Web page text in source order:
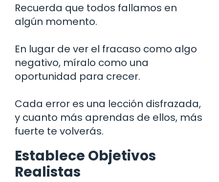
Recuerda que todos fallamos en
algún momento.
En lugar de ver el fracaso como algo
negativo, míralo como una
oportunidad para crecer.
Cada error es una lección disfrazada,
y cuanto más aprendas de ellos, más
fuerte te volverás.
Establece Objetivos
Realistas